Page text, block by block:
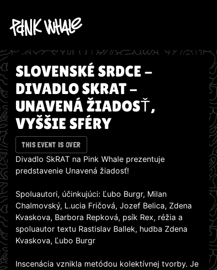
SLOVENSKÉ SRDCE -
DIVADLO SKRAT -
UNAVENÁ ŽIADOSŤ,
VYŠŠIE SFÉRY
THIS EVENT IS OVER
Divadlo SkRAT na Pink Whale prezentuje
predstavenie Unavená žiadosť!
Spoluautori, účinkujúci: Ľubo Burgr, Milan
Chalmovský, L.ucia Fričová, Jozef Belica, Zdena
Kvaskova, Barbora Repková, psík Rex, réžia a
spoluautor textu Rastislav Ballek, hudba Zdena
Kvaskova, Ľubo Burgr
Inscenácia vznikla metódou kolektívnej tvorby. Je